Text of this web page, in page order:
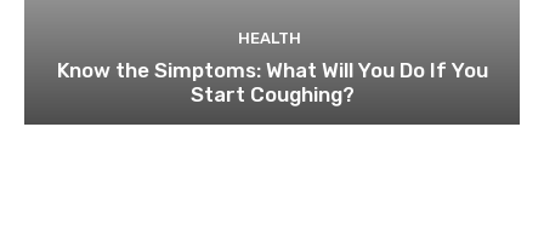
HEALTH
Know the Simptoms: What Will You Do If You
Start Coughing?